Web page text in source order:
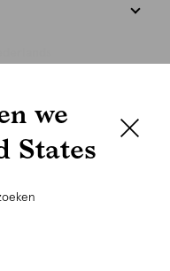
vergelijkbare
we
States